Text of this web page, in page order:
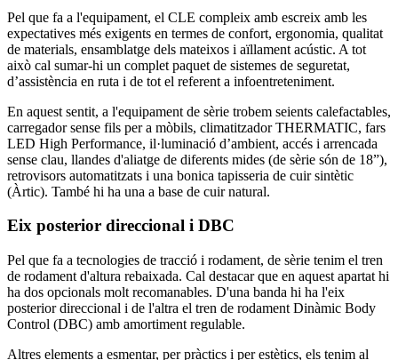
Pel que fa a l'equipament, el CLE compleix amb escreix amb les
expectatives més exigents en termes de confort, ergonomia, qualitat
de materials, ensamblatge dels mateixos i aïllament acústic. A tot
això cal sumar-hi un complet paquet de sistemes de seguretat,
d’assistència en ruta i de tot el referent a infoentreteniment.
En aquest sentit, a l'equipament de sèrie trobem seients calefactables,
carregador sense fils per a mòbils, climatitzador THERMATIC, fars
LED High Performance, il·luminació d’ambient, accés i arrencada
sense clau, llandes d'aliatge de diferents mides (de sèrie són de 18”),
retrovisors automatitzats i una bonica tapisseria de cuir sintètic
(Àrtic). També hi ha una a base de cuir natural.
Eix posterior direccional i DBC
Pel que fa a tecnologies de tracció i rodament, de sèrie tenim el tren
de rodament d'altura rebaixada. Cal destacar que en aquest apartat hi
ha dos opcionals molt recomanables. D'una banda hi ha l'eix
posterior direccional i de l'altra el tren de rodament Dinàmic Body
Control (DBC) amb amortiment regulable.
Altres elements a esmentar, per pràctics i per estètics, els tenim al